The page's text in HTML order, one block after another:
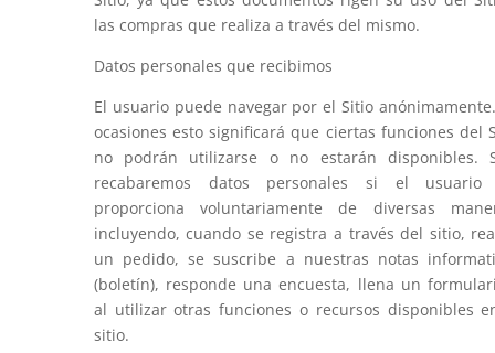
las compras que realiza a través del mismo.
Datos personales que recibimos
El usuario puede navegar por el Sitio
ocasiones esto significará que ciertas funciones del
no podrán utilizarse o no estarán disponibles.
recabaremos datos personales si el usuario
proporciona voluntariamente de diversas
incluyendo, cuando se registra a través del sitio,
un pedido, se suscribe a nuestras notas
(boletín), responde una encuesta, llena un
al utilizar otras funciones o recursos disponibles
sitio.